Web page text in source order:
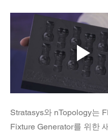
Stratasys와 nTopology는
Fixture Generator를 위한